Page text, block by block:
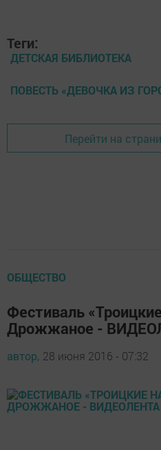
Теги:
ДЕТСКАЯ БИБЛИОТЕКА
ПОВЕСТЬ «ДЕВОЧКА ИЗ
Перейти на
ОБЩЕСТВО
Фестиваль
Дрожжаное -
автор, 28 июня 2016 - 07:32